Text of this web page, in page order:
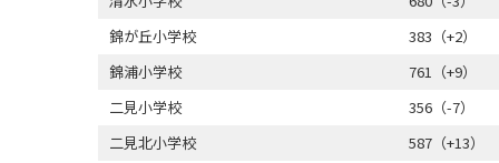
錦が丘小学校
383（+2）
錦浦小学校
761（+9）
二見小学校
356（-7）
二見北小学校
587（+13）